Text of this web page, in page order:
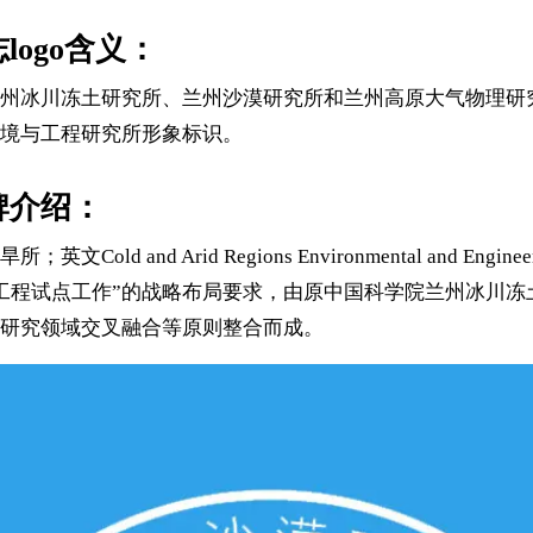
含义：
冰川冻土研究所、兰州沙漠研究所和兰州高原大气物理
与工程研究所形象标识。
绍：
；英文Cold and Arid Regions Environmental and
程试点工作”的战略布局要求，由原中国科学院兰州冰川
究领域交叉融合等原则整合而成。